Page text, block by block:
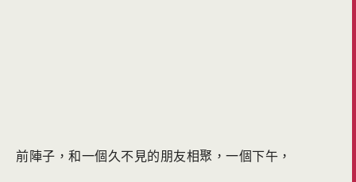
前陣子，和一個久不見的朋友相聚，一個下午，